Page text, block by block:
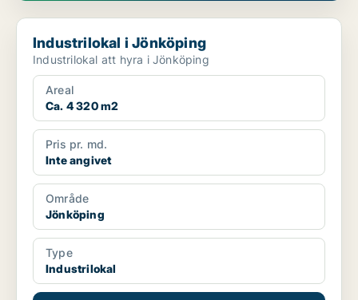
Industrilokal i Jönköping
Industrilokal i Jönköping
Industrilokal att hyra i Jönköping
Areal
Ca. 4 320 m2
Pris pr. md.
Inte angivet
Område
Jönköping
Type
Industrilokal